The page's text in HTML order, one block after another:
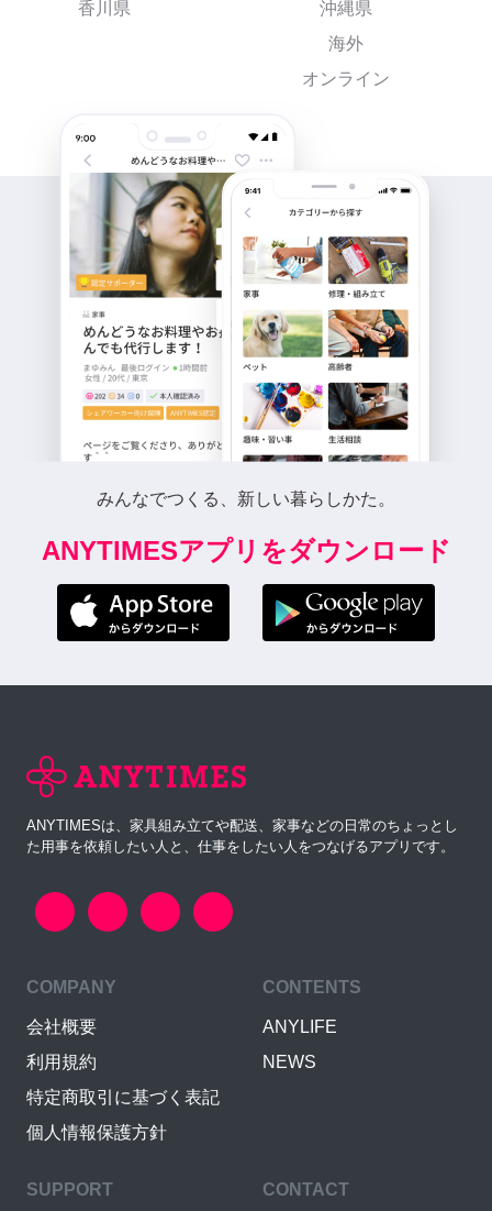
香川県
沖縄県
海外
オンライン
みんなでつくる、新しい暮らしかた。
ANYTIMESアプリをダウンロード
ANYTIMESは、家具組み立てや配送、家事などの日常のちょっとし
た用事を依頼したい人と、仕事をしたい人をつなげるアプリです。
COMPANY
会社概要
利用規約
特定商取引に基づく表記
個人情報保護方針
CONTENTS
ANYLIFE
NEWS
SUPPORT CONTACT